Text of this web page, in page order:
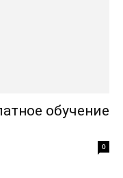
обучение
0